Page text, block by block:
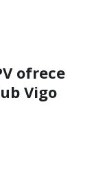
ofrece
Vigo